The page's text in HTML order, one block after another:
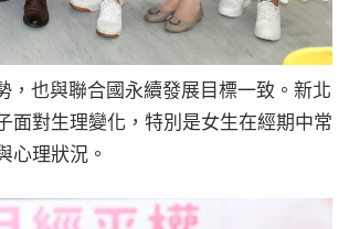
也與聯合國永續發展目標一致。新北
面對生理變化，特別是女生在經期中常
心理狀況。